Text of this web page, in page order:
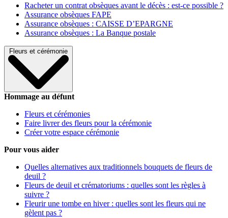
Racheter un contrat obsèques avant le décès : est-ce possible ?
Assurance obsèques FAPE
Assurance obsèques : CAISSE D’EPARGNE
Assurance obsèques : La Banque postale
Fleurs et cérémonie
Hommage au défunt
Fleurs et cérémonies
Faire livrer des fleurs pour la cérémonie
Créer votre espace cérémonie
Pour vous aider
Quelles alternatives aux traditionnels bouquets de fleurs de
deuil ?
Fleurs de deuil et crématoriums : quelles sont les règles à
suivre ?
Fleurir une tombe en hiver : quelles sont les fleurs qui ne
gèlent pas ?